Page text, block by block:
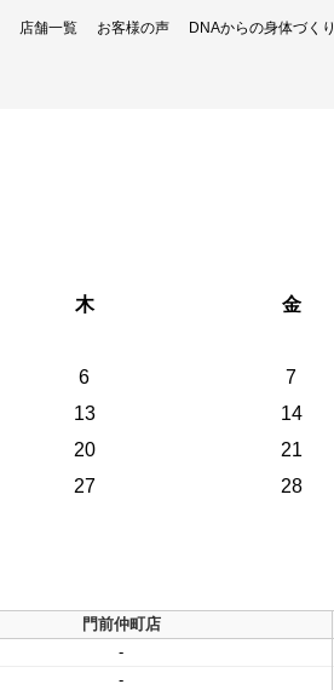
店舗一覧 お客様の声 DNAからの身体づくり
木 金
6 7
13 14
20 21
27 28
門前仲町店
-
-